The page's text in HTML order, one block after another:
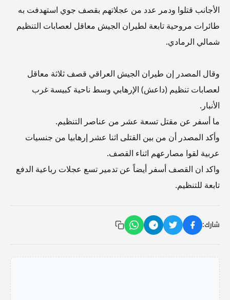
الأجانب قتلوا ودمر عدد من عجلاتهم بقصف جوي استهدفت به
طائرات مروحية تابعة لطيران الجيش معاقل لعصابات التنظيم
شمالي الرمادي.
وقال المصدر إن طيران الجيش العراقي قصف ثلاثة معاقل
لعصابات تنظيم (داعش) الإرهابي وسط ناحية كبيسة غرب
الأنبار.
ما أسفر عن مقتل تسعة عشر من عناصر التنظيم.
وأكد المصدر أن من بين القتلى اثنا عشر إرهابيا من جنسيات
عربية لقوا مصارعهم اثناء القصف.
واكد ان القصف أسفر أيضاً عن تدمير تسع عجلات رباعية الدفع
تابعة للتنظيم.
شارك: